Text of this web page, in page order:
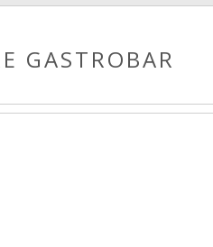
GASTROBAR